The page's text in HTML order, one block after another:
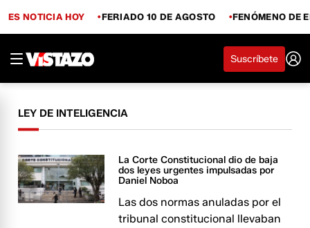
ES NOTICIA HOY FERIADO 10 DE AGOSTO FENÓMENO DE
Suscríbete
LEY DE INTELIGENCIA
La Corte Constitucional dio de baja
dos leyes urgentes impulsadas por
Daniel Noboa
Las dos normas anuladas por el
tribunal constitucional llevaban